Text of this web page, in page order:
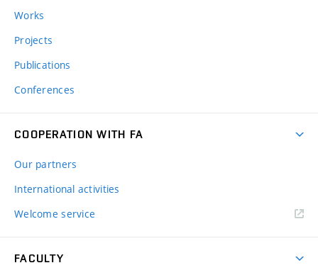
Works
Projects
Publications
Conferences
COOPERATION WITH FA
Our partners
International activities
Welcome service
FACULTY